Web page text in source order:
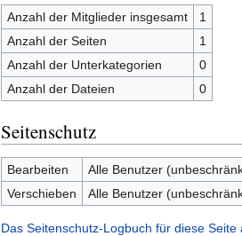
Anzahl der Mitglieder insgesamt
1
Anzahl der Seiten
1
Anzahl der Unterkategorien
0
Anzahl der Dateien
0
Seitenschutz
Bearbeiten
Alle Benutzer
Verschieben
Alle Benutzer
Das Seitenschutz-Logbuch für diese Seite